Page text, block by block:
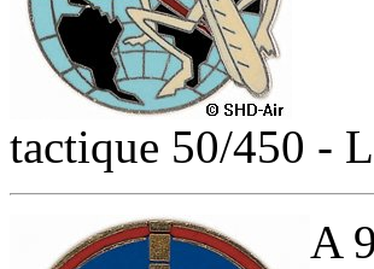
tactique 50/450 -
A